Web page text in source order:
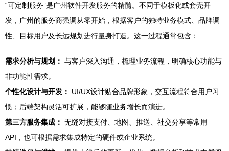
“可定制服务”是广州软件开发服务的精髓。不同于模板化或套壳开
发，广州的服务商强调从零开始，根据客户的独特业务模式、品牌调
性、目标用户及长远规划进行量身打造。这一过程通常包含：
需求分析与规划： 与客户深入沟通，梳理业务流程，明确核心功能与
非功能性需求。
个性化设计与开发：
UI/UX设计贴合品牌形象，交互流程符合用户习
惯；后端架构灵活可扩展，能够随业务增长而演进。
第三方服务集成： 无缝对接支付、地图、推送、社交分享等常用
API，也可根据需求集成特定的硬件或企业系统。